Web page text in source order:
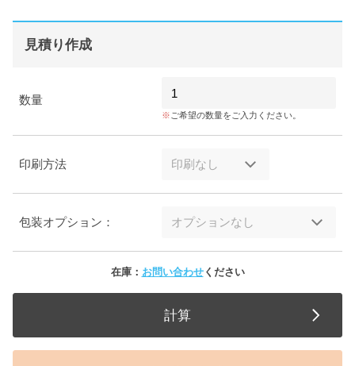
見積り作成
数量
ご希望の数量をご入力ください。
印刷方法
包装オプション：
在庫： お問い合わせください
計算